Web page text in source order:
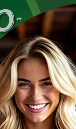
Made in the UK
Усиль эффект